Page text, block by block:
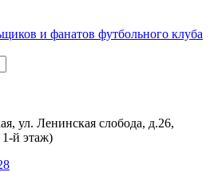
ул. Ленинская слобода, д.26,
й этаж)